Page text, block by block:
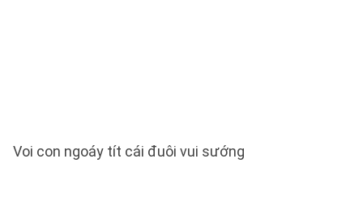
Voi con ngoáy tít cái đuôi vui sướng